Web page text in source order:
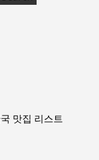
맛집 리스트